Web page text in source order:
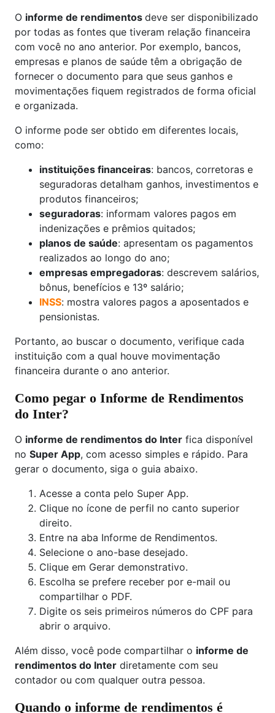
O informe de rendimentos deve ser disponibilizado
por todas as fontes que tiveram relação financeira
com você no ano anterior. Por exemplo, bancos,
empresas e planos de saúde têm a obrigação de
fornecer o documento para que seus ganhos e
movimentações fiquem registrados de forma oficial
e organizada.
O informe pode ser obtido em diferentes locais,
como:
instituições financeiras: bancos, corretoras e
seguradoras detalham ganhos, investimentos e
produtos financeiros;
seguradoras: informam valores pagos em
indenizações e prêmios quitados;
planos de saúde: apresentam os pagamentos
realizados ao longo do ano;
empresas empregadoras: descrevem salários,
bônus, benefícios e 13º salário;
INSS: mostra valores pagos a aposentados e
pensionistas.
Portanto, ao buscar o documento, verifique cada
instituição com a qual houve movimentação
financeira durante o ano anterior.
Como pegar o Informe de Rendimentos
do Inter?
O informe de rendimentos do Inter fica disponível
no Super App, com acesso simples e rápido. Para
gerar o documento, siga o guia abaixo.
Acesse a conta pelo Super App.
Clique no ícone de perfil no canto superior
direito.
Entre na aba Informe de Rendimentos.
Selecione o ano-base desejado.
Clique em Gerar demonstrativo.
Escolha se prefere receber por e-mail ou
compartilhar o PDF.
Digite os seis primeiros números do CPF para
abrir o arquivo.
Além disso, você pode compartilhar o informe de
rendimentos do Inter diretamente com seu
contador ou com qualquer outra pessoa.
Quando o informe de rendimentos é